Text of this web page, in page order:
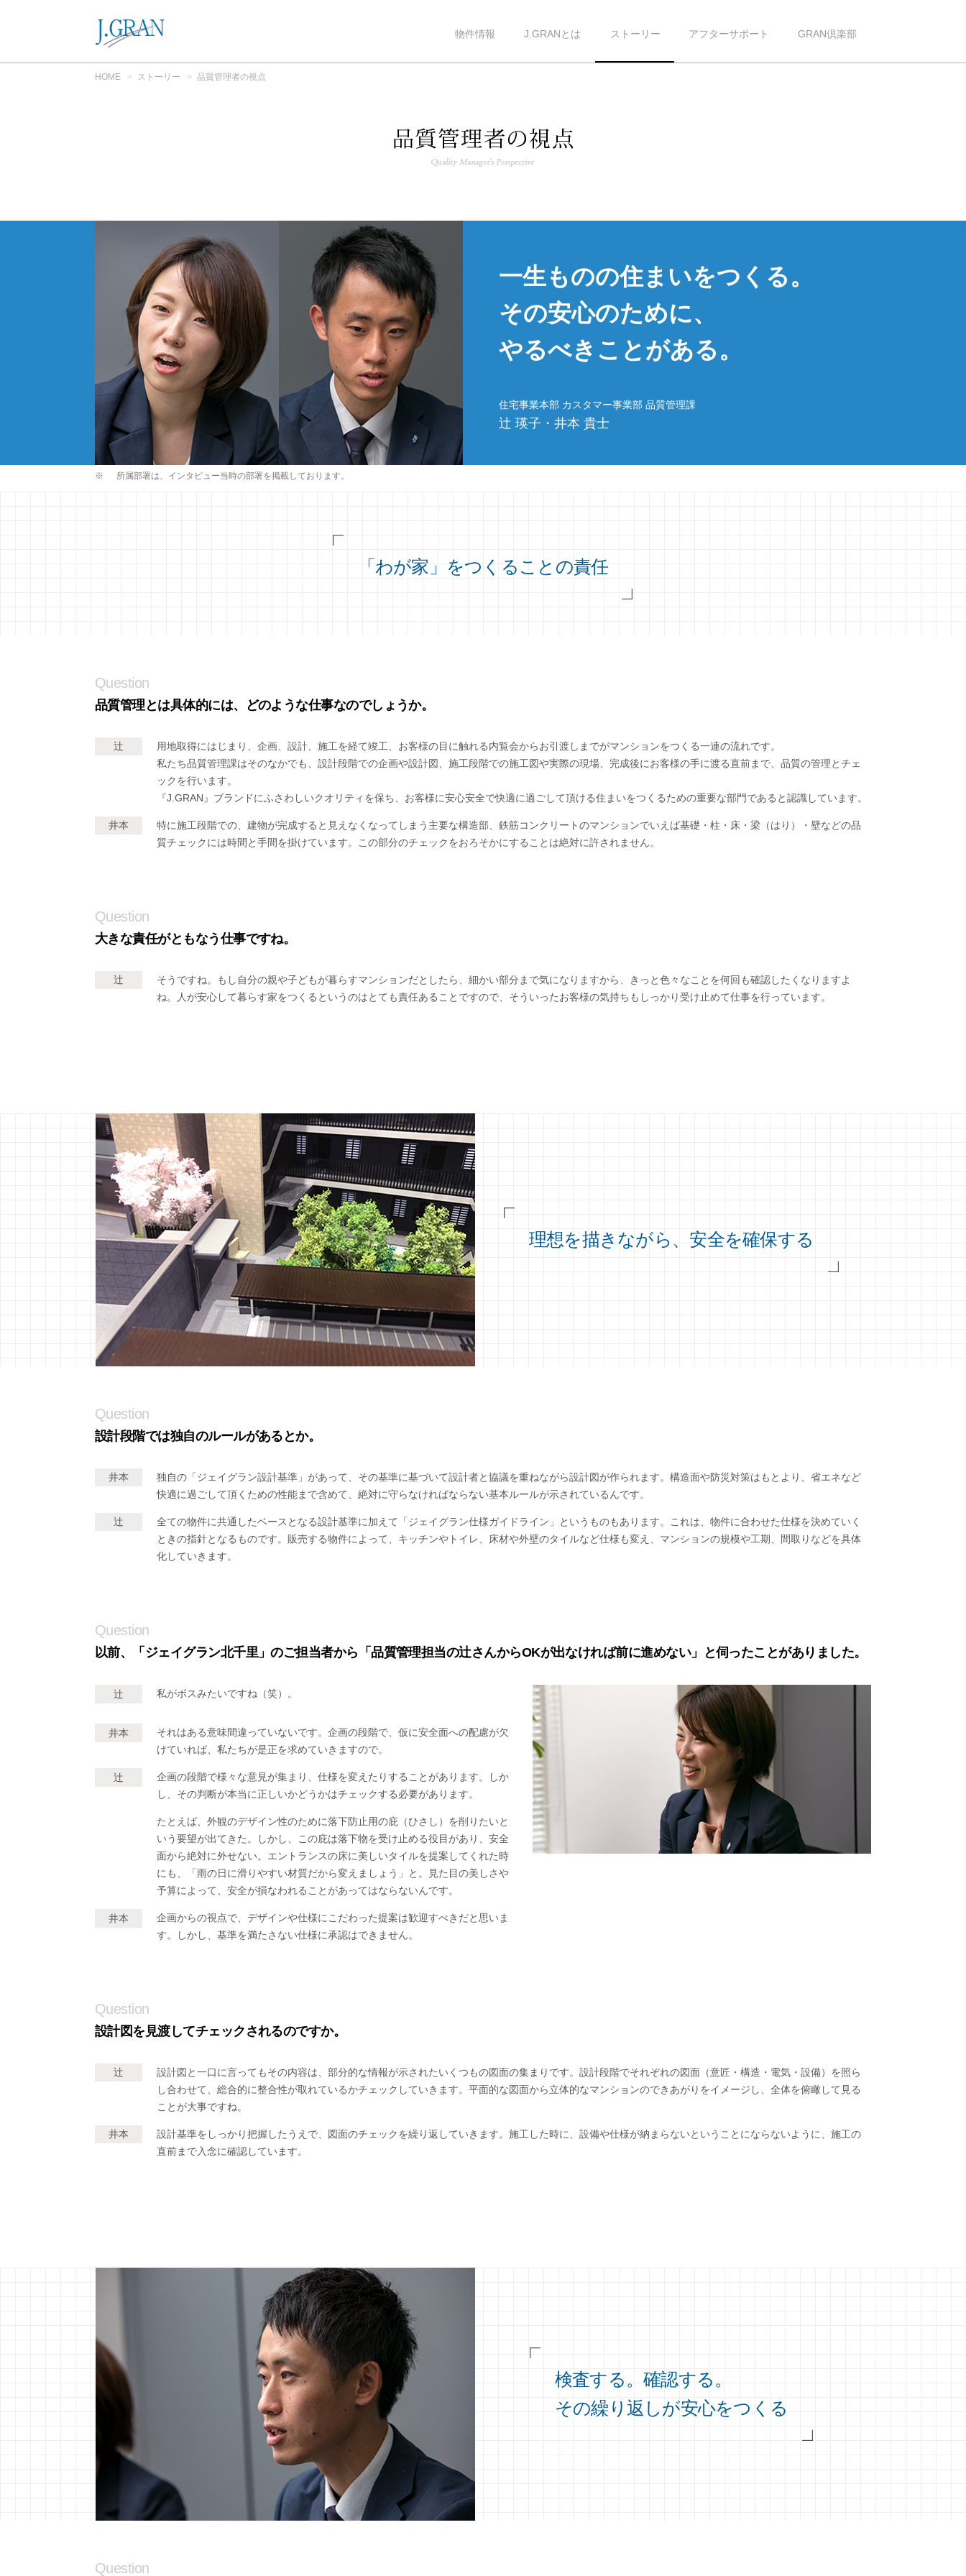
物件情報 J.GRANとは ストーリー アフターサポート GRAN倶楽部
HOME ストーリー 品質管理者の視点
一生ものの住まいをつくる。
その安心のために、
やるべきことがある。
住宅事業本部 カスタマー事業部 品質管理課
辻 瑛子・井本 貴士
※ 所属部署は、インタビュー当時の部署を掲載しております。
「わが家」をつくることの責任
Question
品質管理とは具体的には、どのような仕事なのでしょうか。
辻
用地取得にはじまり、企画、設計、施工を経て竣工、お客様の目に触れる内覧会からお引渡しまでがマンションをつくる一連の流れです。
私たち品質管理課はそのなかでも、設計段階での企画や設計図、施工段階での施工図や実際の現場、完成後にお客様の手に渡る直前まで、品質の管理とチェ
ックを行います。
『J.GRAN』ブランドにふさわしいクオリティを保ち、お客様に安心安全で快適に過ごして頂ける住まいをつくるための重要な部門であると認識しています。
井本
特に施工段階での、建物が完成すると見えなくなってしまう主要な構造部、鉄筋コンクリートのマンションでいえば基礎・柱・床・梁（はり）・壁などの品
質チェックには時間と手間を掛けています。この部分のチェックをおろそかにすることは絶対に許されません。
Question
大きな責任がともなう仕事ですね。
辻
そうですね。もし自分の親や子どもが暮らすマンションだとしたら、細かい部分まで気になりますから、きっと色々なことを何回も確認したくなりますよ
ね。人が安心して暮らす家をつくるというのはとても責任あることですので、そういったお客様の気持ちもしっかり受け止めて仕事を行っています。
理想を描きながら、安全を確保する
Question
設計段階では独自のルールがあるとか。
井本
独自の「ジェイグラン設計基準」があって、その基準に基づいて設計者と協議を重ねながら設計図が作られます。構造面や防災対策はもとより、省エネなど
快適に過ごして頂くための性能まで含めて、絶対に守らなければならない基本ルールが示されているんです。
辻
全ての物件に共通したベースとなる設計基準に加えて「ジェイグラン仕様ガイドライン」というものもあります。これは、物件に合わせた仕様を決めていく
ときの指針となるものです。販売する物件によって、キッチンやトイレ、床材や外壁のタイルなど仕様も変え、マンションの規模や工期、間取りなどを具体
化していきます。
Question
以前、「ジェイグラン北千里」のご担当者から「品質管理担当の辻さんからOKが出なければ前に進めない」と伺ったことがありました。
辻 私がボスみたいですね（笑）。
井本
それはある意味間違っていないです。企画の段階で、仮に安全面への配慮が欠
けていれば、私たちが是正を求めていきますので。
辻
企画の段階で様々な意見が集まり、仕様を変えたりすることがあります。しか
し、その判断が本当に正しいかどうかはチェックする必要があります。
たとえば、外観のデザイン性のために落下防止用の庇（ひさし）を削りたいと
いう要望が出てきた。しかし、この庇は落下物を受け止める役目があり、安全
面から絶対に外せない。エントランスの床に美しいタイルを提案してくれた時
にも、「雨の日に滑りやすい材質だから変えましょう」と。見た目の美しさや
予算によって、安全が損なわれることがあってはならないんです。
井本
企画からの視点で、デザインや仕様にこだわった提案は歓迎すべきだと思いま
す。しかし、基準を満たさない仕様に承認はできません。
Question
設計図を見渡してチェックされるのですか。
辻
設計図と一口に言ってもその内容は、部分的な情報が示されたいくつもの図面の集まりです。設計段階でそれぞれの図面（意匠・構造・電気・設備）を照ら
し合わせて、総合的に整合性が取れているかチェックしていきます。平面的な図面から立体的なマンションのできあがりをイメージし、全体を俯瞰して見る
ことが大事ですね。
井本
設計基準をしっかり把握したうえで、図面のチェックを繰り返していきます。施工した時に、設備や仕様が納まらないということにならないように、施工の
直前まで入念に確認しています。
検査する。確認する。
その繰り返しが安心をつくる
Question